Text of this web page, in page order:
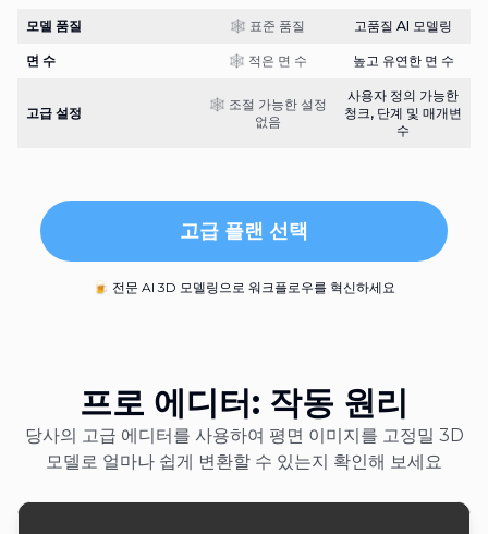
모델 품질 🕸️ 표준 품질 고품질 AI 모델링
면 수 🕸️ 적은 면 수 높고 유연한 면 수
고급 설정
🕸️ 조절 가능한 설정
없음
사용자 정의 가능한
청크, 단계 및 매개변
수
고급 플랜 선택
🍺 전문 AI 3D 모델링으로 워크플로우를 혁신하세요
프로 에디터: 작동 원리
당사의 고급 에디터를 사용하여 평면 이미지를 고정밀 3D
모델로 얼마나 쉽게 변환할 수 있는지 확인해 보세요